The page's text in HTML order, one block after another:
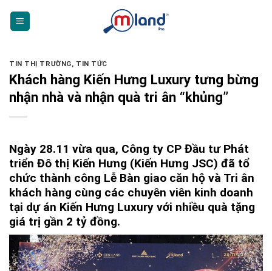
TIN THỊ TRƯỜNG, TIN TỨC
Khách hàng Kiến Hưng Luxury tưng bừng
nhận nhà và nhận quà tri ân “khủng”
Ngày 28.11 vừa qua, Công ty CP Đầu tư Phát
triển Đô thị Kiến Hưng (Kiến Hưng JSC) đã tổ
chức thành công Lễ Bàn giao căn hộ và Tri ân
khách hàng cùng các chuyên viên kinh doanh
tại dự án Kiến Hưng Luxury với nhiều quà tặng
giá trị gần 2 tỷ đồng.